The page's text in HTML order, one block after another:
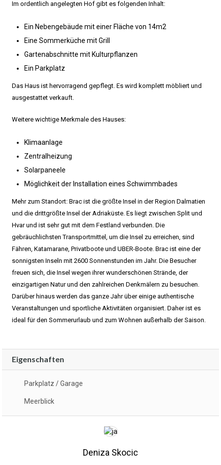
Im ordentlich angelegten Hof gibt es folgenden Inhalt:
Ein Nebengebäude mit einer Fläche von 14m2
Eine Sommerküche mit Grill
Gartenabschnitte mit Kulturpflanzen
Ein Parkplatz
Das Haus ist hervorragend gepflegt. Es wird komplett möbliert und
ausgestattet verkauft.
Weitere wichtige Merkmale des Hauses:
Klimaanlage
Zentralheizung
Solarpaneele
Möglichkeit der Installation eines Schwimmbades
Mehr zum Standort: Brac ist die größte Insel in der Region Dalmatien
und die drittgrößte Insel der Adriaküste. Es liegt zwischen Split und
Hvar und ist sehr gut mit dem Festland verbunden. Die
gebräuchlichsten Transportmittel, um die Insel zu erreichen, sind
Fähren, Katamarane, Privatboote und UBER-Boote. Brac ist eine der
sonnigsten Inseln mit 2600 Sonnenstunden im Jahr. Die Besucher
freuen sich, die Insel wegen ihrer wunderschönen Strände, der
einzigartigen Natur und den zahlreichen Denkmälern zu besuchen.
Darüber hinaus werden das ganze Jahr über einige authentische
Veranstaltungen und sportliche Aktivitäten organisiert. Daher ist es
ideal für den Sommerurlaub und zum Wohnen außerhalb der Saison.
Eigenschaften
Parkplatz / Garage
Meerblick
Deniza Skocic